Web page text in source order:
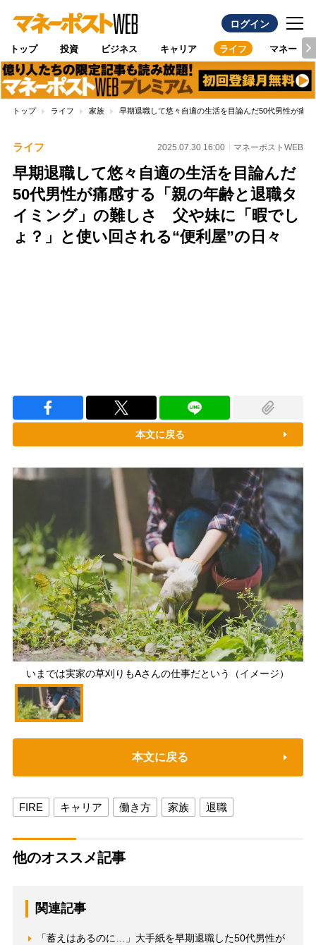
ログイン
トップ 投資 ビジネス キャリア ライフ マネー
トップ ライフ 家族 早期退職して悠々自適の生活を目論んだ50代男性が痛
ライフ 2025.07.30 16:00 マネーポストWEB
早期退職して悠々自適の生活を目論んだ
50代男性が痛感する「親の年齢と退職タ
イミング」の難しさ 父や妹に「暇でし
ょ？」と使い回される“便利屋”の日々
本文に戻る
いまでは実家の草刈りもAさんの仕事だという（イメージ）
本文に戻る
FIRE キャリア 働き方 家族 退職
他のオススメ記事
関連記事
「蓄えはあるのに…」大手紙を早期退職した50代男性が